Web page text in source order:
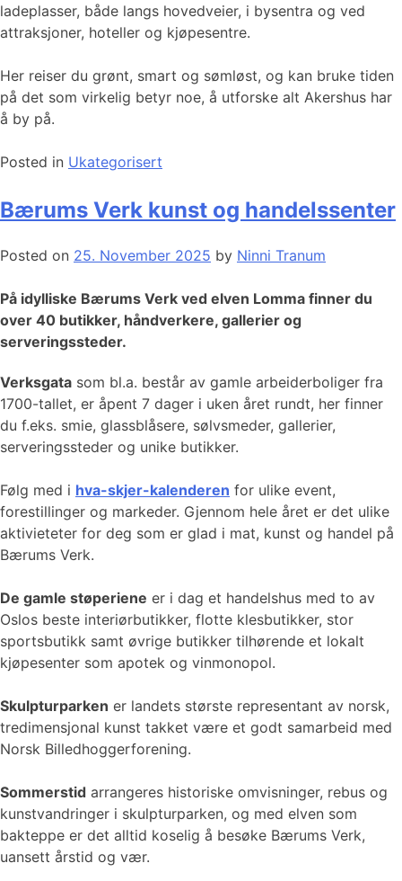
ladeplasser, både langs hovedveier, i bysentra og ved
attraksjoner, hoteller og kjøpesentre.
Her reiser du grønt, smart og sømløst, og kan bruke tiden
på det som virkelig betyr noe, å utforske alt Akershus har
å by på.
Posted in Ukategorisert
Bærums Verk kunst og handelssenter
Posted on 25. November 2025 by Ninni Tranum
På idylliske Bærums Verk ved elven Lomma finner du
over 40 butikker, håndverkere, gallerier og
serveringssteder.
Verksgata som bl.a. består av gamle arbeiderboliger fra
1700-tallet, er åpent 7 dager i uken året rundt, her finner
du f.eks. smie, glassblåsere, sølvsmeder, gallerier,
serveringssteder og unike butikker.
Følg med i hva-skjer-kalenderen for ulike event,
forestillinger og markeder. Gjennom hele året er det ulike
aktivieteter for deg som er glad i mat, kunst og handel på
Bærums Verk.
De gamle støperiene er i dag et handelshus med to av
Oslos beste interiørbutikker, flotte klesbutikker, stor
sportsbutikk samt øvrige butikker tilhørende et lokalt
kjøpesenter som apotek og vinmonopol.
Skulpturparken er landets største representant av norsk,
tredimensjonal kunst takket være et godt samarbeid med
Norsk Billedhoggerforening.
Sommerstid arrangeres historiske omvisninger, rebus og
kunstvandringer i skulpturparken, og med elven som
bakteppe er det alltid koselig å besøke Bærums Verk,
uansett årstid og vær.